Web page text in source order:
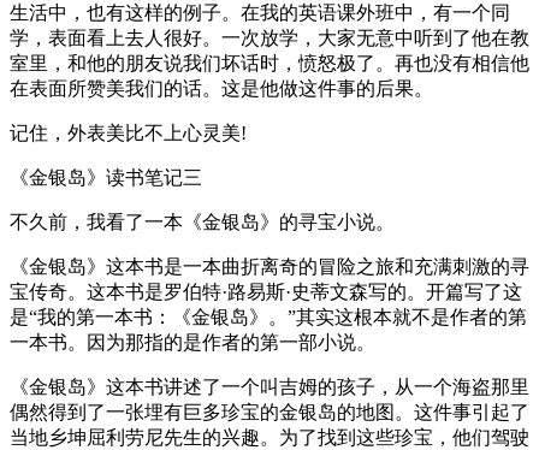
生活中，也有这样的例子。在我的英语课外班中，有一个同
学，表面看上去人很好。一次放学，大家无意中听到了他在教
室里，和他的朋友说我们坏话时，愤怒极了。再也没有相信他
在表面所赞美我们的话。这是他做这件事的后果。
记住，外表美比不上心灵美!
《金银岛》读书笔记三
不久前，我看了一本《金银岛》的寻宝小说。
《金银岛》这本书是一本曲折离奇的冒险之旅和充满刺激的寻
宝传奇。这本书是罗伯特·路易斯·史蒂文森写的。开篇写了这
是“我的第一本书：《金银岛》。”其实这根本就不是作者的第
一本书。因为那指的是作者的第一部小说。
《金银岛》这本书讲述了一个叫吉姆的孩子，从一个海盗那里
偶然得到了一张埋有巨多珍宝的金银岛的地图。这件事引起了
当地乡坤屈利劳尼先生的兴趣。为了找到这些珍宝，他们驾驶